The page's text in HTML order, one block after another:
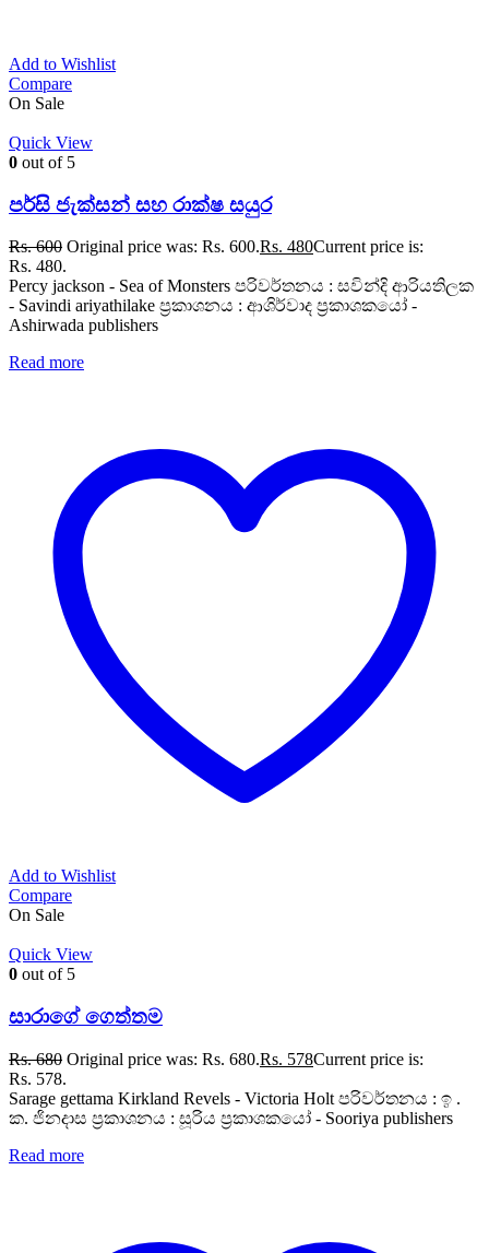
Add to Wishlist
Compare
On Sale
Quick View
0 out of 5
පර්සි ජැක්සන් සහ රාක්ෂ සයුර
Rs.600 Original price was: Rs. 600.Rs. 480Current price is:
Rs. 480.
Percy jackson - Sea of Monsters පරිවර්තනය : සවින්දි ආරියතිලක
- Savindi ariyathilake ප්‍රකාශනය : ආශිර්වාද ප්‍රකාශකයෝ -
Ashirwada publishers
Read more
Add to Wishlist
Compare
On Sale
Quick View
0 out of 5
සාරාගේ ගෙත්තම
Rs.680 Original price was: Rs. 680.Rs. 578Current price is:
Rs. 578.
Sarage gettama Kirkland Revels - Victoria Holt පරිවර්තනය : ඉ .
ක. ජිනදාස ප්‍රකාශනය : සූරිය ප්‍රකාශකයෝ - Sooriya publishers
Read more